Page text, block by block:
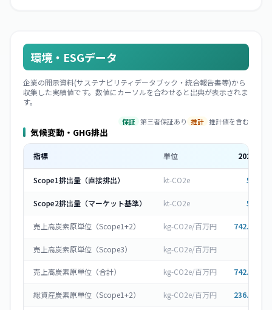
環境・ESGデータ
企業の開示資料(サステナビリティデータブック・統合報告書等)から
収集した実績値です。数値にカーソルを合わせると出典が表示されま
す。
保証 第三者保証あり 推計 推計値を含む
気候変動・GHG排出
指標 単位 2023
Scope1排出量（直接排出） kt-CO2e 51.2
Scope2排出量（マーケット基準） kt-CO2e 50.1
売上高炭素原単位（Scope1+2） kg-CO2e/百万円 742.787
売上高炭素原単位（Scope3） kg-CO2e/百万円
売上高炭素原単位（合計） kg-CO2e/百万円 742.787
総資産炭素原単位（Scope1+2） kg-CO2e/百万円 236.671